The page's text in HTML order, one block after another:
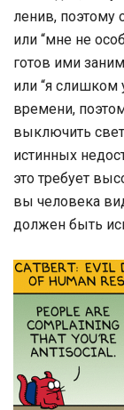
ленив, поэтому
или “мне не
готов ими
или “я слишком
времени,
выключить
истинных
это требует
вы человека
должен быть